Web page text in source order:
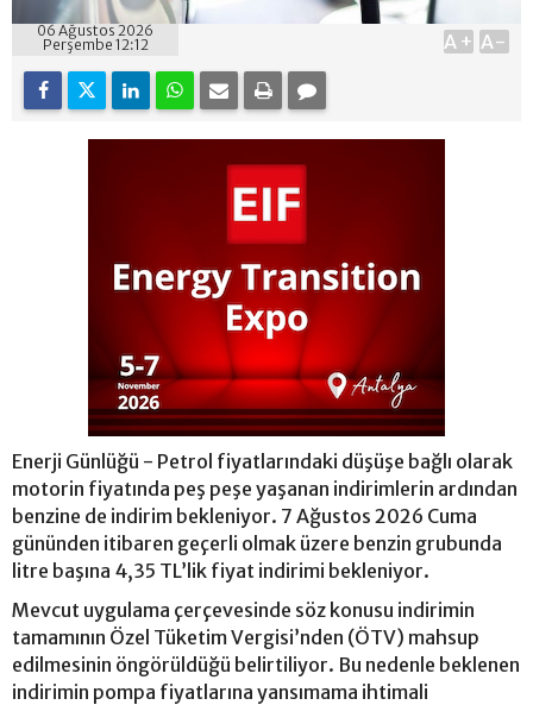
06 Ağustos 2026
Perşembe 12:12
A+ A-
Enerji Günlüğü - Petrol fiyatlarındaki düşüşe bağlı olarak
motorin fiyatında peş peşe yaşanan indirimlerin ardından
benzine de indirim bekleniyor. 7 Ağustos 2026 Cuma
gününden itibaren geçerli olmak üzere benzin grubunda
litre başına 4,35 TL’lik fiyat indirimi bekleniyor.
Mevcut uygulama çerçevesinde söz konusu indirimin
tamamının Özel Tüketim Vergisi’nden (ÖTV) mahsup
edilmesinin öngörüldüğü belirtiliyor. Bu nedenle beklenen
indirimin pompa fiyatlarına yansımama ihtimali